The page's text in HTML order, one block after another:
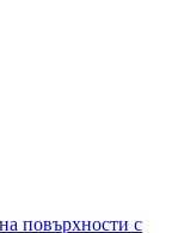
повърхности с